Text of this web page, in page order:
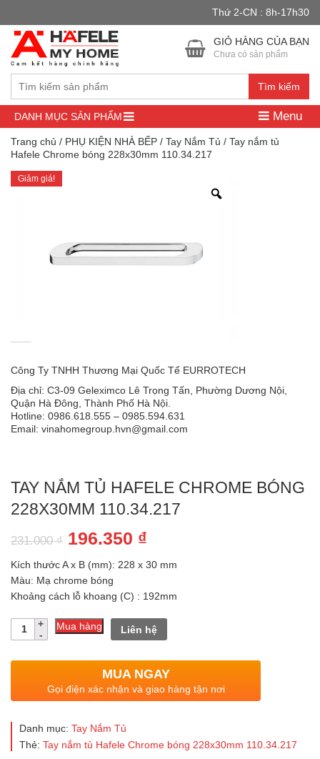
Thứ 2-CN : 8h-17h30
Tìm kiếm
GIỎ HÀNG CỦA BẠN
Chưa có sản phẩm
DANH MỤC SẢN PHẨM Menu
Trang chủ / PHỤ KIỆN NHÀ BẾP / Tay Nắm Tủ / Tay nắm tủ
Hafele Chrome bóng 228x30mm 110.34.217
Giảm giá!
Công Ty TNHH Thương Mại Quốc Tế EURROTECH
Địa chỉ: C3-09 Geleximco Lê Trọng Tấn, Phường Dương Nội,
Quận Hà Đông, Thành Phố Hà Nội.
Hotline: 0986.618.555 – 0985.594.631
Email: vinahomegroup.hvn@gmail.com
TAY NẮM TỦ HAFELE CHROME BÓNG
228X30MM 110.34.217
231.000₫ Giá
gốc
là:
231.000 ₫.
196.350 ₫
hiện
là:
196.350 ₫.
Kích thước A x B (mm): 228 x 30 mm
Màu: Mạ chrome bóng
Khoảng cách lỗ khoang (C) : 192mm
Số
lượng
Mua hàng Liên hệ
MUA NGAY
Gọi điện xác nhận và giao hàng tận nơi
Danh mục: Tay Nắm Tủ
Thẻ: Tay nắm tủ Hafele Chrome bóng 228x30mm 110.34.217
Đây là cửa hàng demo nhằm mục đích thử nghiệm — các đơn hàng
sẽ không có hiệu lực.